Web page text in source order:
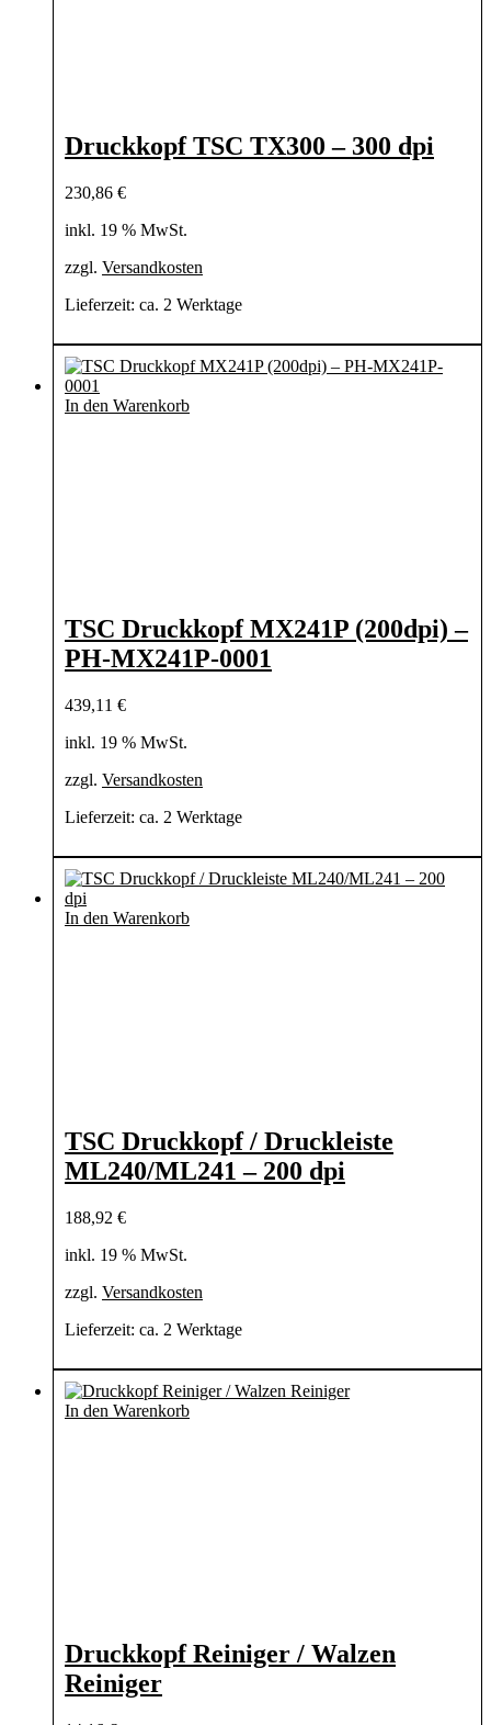
Druckkopf TSC TX300 – 300 dpi
230,86 €
inkl. 19 % MwSt.
zzgl. Versandkosten
Lieferzeit: ca. 2 Werktage
In den Warenkorb
TSC Druckkopf MX241P (200dpi) –
PH-MX241P-0001
439,11 €
inkl. 19 % MwSt.
zzgl. Versandkosten
Lieferzeit: ca. 2 Werktage
In den Warenkorb
TSC Druckkopf / Druckleiste
ML240/ML241 – 200 dpi
188,92 €
inkl. 19 % MwSt.
zzgl. Versandkosten
Lieferzeit: ca. 2 Werktage
In den Warenkorb
Druckkopf Reiniger / Walzen
Reiniger